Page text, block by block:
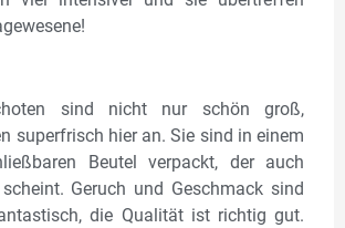
sind nicht nur schön groß,
superfrisch hier an. Sie sind in einem
Beutel verpackt, der auch
Geruch und Geschmack sind
die Qualität ist richtig gut.